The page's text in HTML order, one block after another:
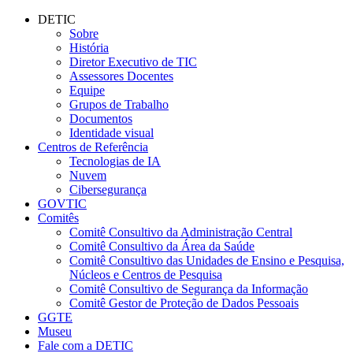
Conteúdo principal
DETIC
Sobre
História
Diretor Executivo de TIC
Assessores Docentes
Equipe
Grupos de Trabalho
Documentos
Identidade visual
Centros de Referência
Tecnologias de IA
Nuvem
Cibersegurança
GOVTIC
Comitês
Comitê Consultivo da Administração Central
Comitê Consultivo da Área da Saúde
Comitê Consultivo das Unidades de Ensino e Pesquisa,
Núcleos e Centros de Pesquisa
Comitê Consultivo de Segurança da Informação
Comitê Gestor de Proteção de Dados Pessoais
GGTE
Museu
Fale com a DETIC